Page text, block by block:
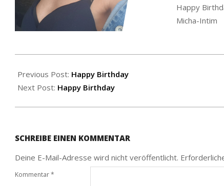
Happy
Micha-Intim
05-
23
Previous Post: Happy Birthday
Next Post: Happy Birthday
SCHREIBE EINEN KOMMENTAR
Deine E-Mail-Adresse wird nicht veröffentlicht.
Kommentar*